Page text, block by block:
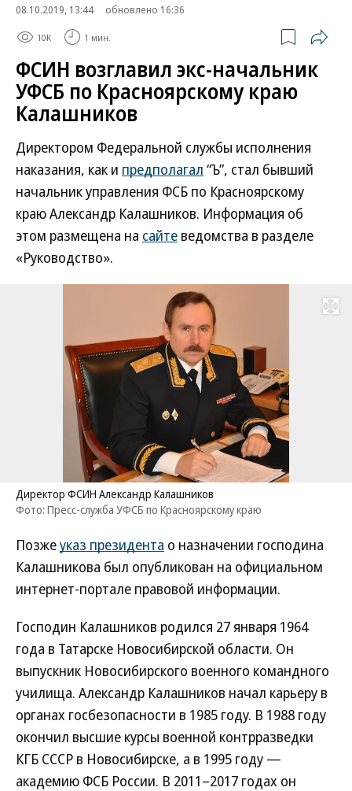
08.10.2019, 13:44
обновлено 16:36
10K 1 мин.
ФСИН возглавил экс-начальник
УФСБ по Красноярскому краю
Калашников
Директором Федеральной службы исполнения
наказания, как и предполагал “Ъ”, стал бывший
начальник управления ФСБ по Красноярскому
краю Александр Калашников. Информация об
этом размещена на сайте ведомства в разделе
«Руководство».
Развернуть
Директор ФСИН Александр Калашников
Фото: Пресс-служба УФСБ по Красноярскому краю
Позжеуказ президента о назначении господина
Калашникова был опубликован на официальном
интернет-портале правовой информации.
Господин Калашников родился 27 января 1964
года в Татарске Новосибирской области. Он
выпускник Новосибирского военного командного
училища. Александр Калашников начал карьеру в
органах госбезопасности в 1985 году. В 1988 году
окончил высшие курсы военной контрразведки
КГБ СССР в Новосибирске, а в 1995 году —
академию ФСБ России. В 2011–2017 годах он